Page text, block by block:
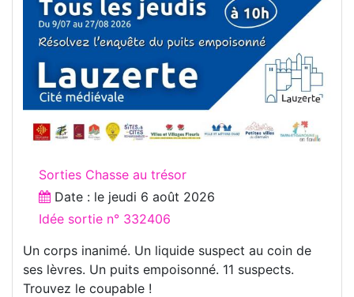
Sorties Chasse au trésor
Date : le jeudi 6 août 2026
Idée sortie n° 332406
Un corps inanimé. Un liquide suspect au coin de
ses lèvres. Un puits empoisonné. 11 suspects.
Trouvez le coupable !